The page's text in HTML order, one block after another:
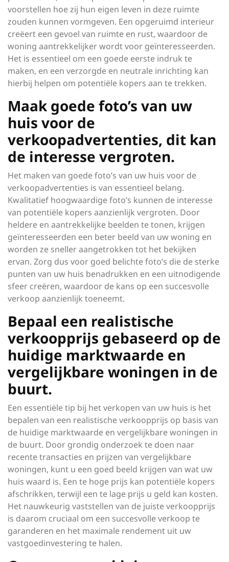
voorstellen hoe zij hun eigen leven in deze ruimte
zouden kunnen vormgeven. Een opgeruimd interieur
creëert een gevoel van ruimte en rust, waardoor de
woning aantrekkelijker wordt voor geïnteresseerden.
Het is essentieel om een goede eerste indruk te
maken, en een verzorgde en neutrale inrichting kan
hierbij helpen om potentiële kopers aan te trekken.
Maak goede foto’s van uw
huis voor de
verkoopadvertenties, dit kan
de interesse vergroten.
Het maken van goede foto’s van uw huis voor de
verkoopadvertenties is van essentieel belang.
Kwalitatief hoogwaardige foto’s kunnen de interesse
van potentiële kopers aanzienlijk vergroten. Door
heldere en aantrekkelijke beelden te tonen, krijgen
geïnteresseerden een beter beeld van uw woning en
worden ze sneller aangetrokken tot het bekijken
ervan. Zorg dus voor goed belichte foto’s die de sterke
punten van uw huis benadrukken en een uitnodigende
sfeer creëren, waardoor de kans op een succesvolle
verkoop aanzienlijk toeneemt.
Bepaal een realistische
verkoopprijs gebaseerd op de
huidige marktwaarde en
vergelijkbare woningen in de
buurt.
Een essentiële tip bij het verkopen van uw huis is het
bepalen van een realistische verkoopprijs op basis van
de huidige marktwaarde en vergelijkbare woningen in
de buurt. Door grondig onderzoek te doen naar
recente transacties en prijzen van vergelijkbare
woningen, kunt u een goed beeld krijgen van wat uw
huis waard is. Een te hoge prijs kan potentiële kopers
afschrikken, terwijl een te lage prijs u geld kan kosten.
Het nauwkeurig vaststellen van de juiste verkoopprijs
is daarom cruciaal om een succesvolle verkoop te
garanderen en het maximale rendement uit uw
vastgoedinvestering te halen.